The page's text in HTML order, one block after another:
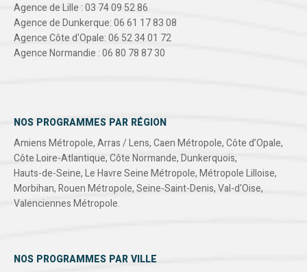
Agence de Lille : 03 74 09 52 86
Agence de Dunkerque: 06 61 17 83 08
Agence Côte d'Opale: 06 52 34 01 72
Agence Normandie : 06 80 78 87 30
NOS PROGRAMMES PAR RÉGION
Amiens Métropole,Arras / Lens,Caen Métropole,Côte d’Opale,
Côte Loire-Atlantique,Côte Normande,Dunkerquois,
Hauts-de-Seine,Le Havre Seine Métropole,Métropole Lilloise,
Morbihan,Rouen Métropole,Seine-Saint-Denis,Val-d'Oise,
Valenciennes Métropole.
NOS PROGRAMMES PAR VILLE